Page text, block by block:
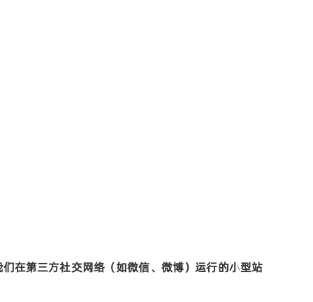
在第三方社交网络（如微信、微博）运行的小型站